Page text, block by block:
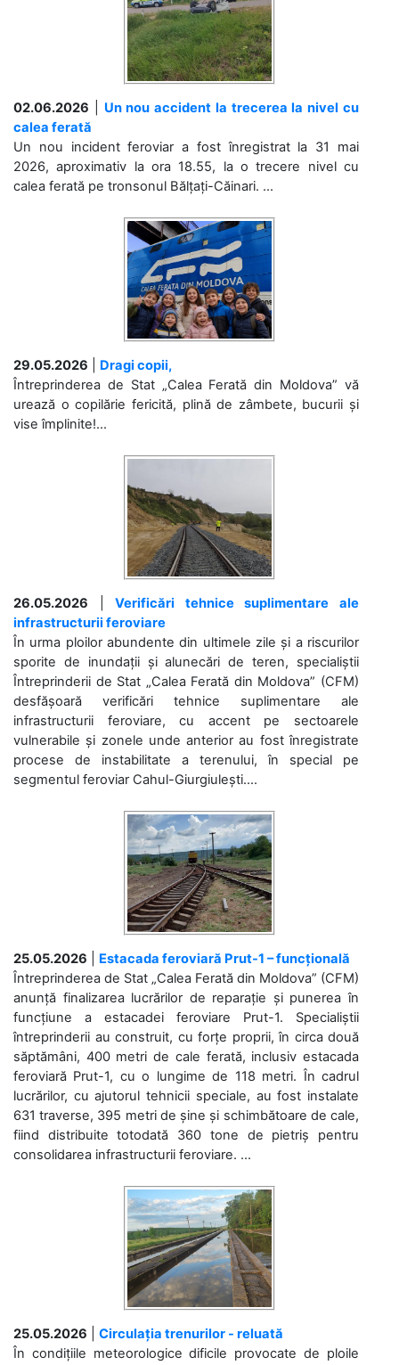
02.06.2026
Un nou accident la trecerea la nivel cu
calea ferată
Un nou incident feroviar a fost înregistrat la 31 mai
2026, aproximativ la ora 18.55, la o trecere nivel cu
calea ferată pe tronsonul Bălțați-Căinari. ...
29.05.2026
Dragi copii,
Întreprinderea de Stat „Calea Ferată din Moldova” vă
urează o copilărie fericită, plină de zâmbete, bucurii și
vise împlinite!...
26.05.2026 |Verificări tehnice suplimentare ale
infrastructurii feroviare
În urma ploilor abundente din ultimele zile și a riscurilor
sporite de inundații și alunecări de teren, specialiștii
Întreprinderii de Stat „Calea Ferată din Moldova” (CFM)
desfășoară verificări tehnice suplimentare ale
infrastructurii feroviare, cu accent pe sectoarele
vulnerabile și zonele unde anterior au fost înregistrate
procese de instabilitate a terenului, în special pe
segmentul feroviar Cahul-Giurgiulești....
25.05.2026
Estacada feroviară Prut-1 – funcțională
Întreprinderea de Stat „Calea Ferată din Moldova” (CFM)
anunță finalizarea lucrărilor de reparație și punerea în
funcțiune a estacadei feroviare Prut-1. Specialiștii
întreprinderii au construit, cu forțe proprii, în circa două
săptămâni, 400 metri de cale ferată, inclusiv estacada
feroviară Prut-1, cu o lungime de 118 metri. În cadrul
lucrărilor, cu ajutorul tehnicii speciale, au fost instalate
631 traverse, 395 metri de șine și schimbătoare de cale,
fiind distribuite totodată 360 tone de pietriș pentru
consolidarea infrastructurii feroviare. ...
25.05.2026
Circulația trenurilor - reluată
În condițiile meteorologice dificile provocate de ploile